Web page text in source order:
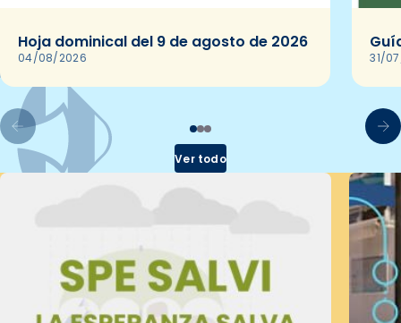
Hoja dominical del 9 de agosto de 2026
04/08/2026 31/
Ver todo